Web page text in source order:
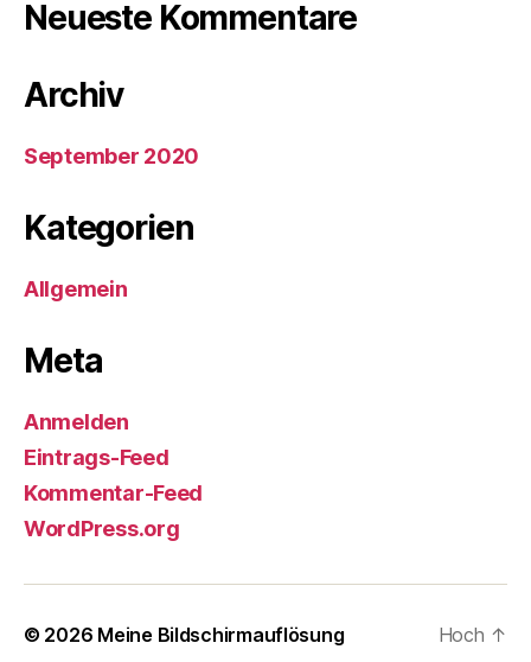
Neueste Kommentare
Archiv
September 2020
Kategorien
Allgemein
Meta
Anmelden
Eintrags-Feed
Kommentar-Feed
WordPress.org
© 2026 Meine Bildschirmauflösung Hoch ↑